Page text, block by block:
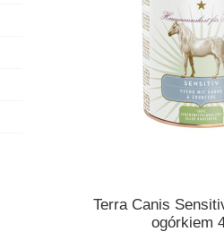
Terra Canis
ogórkiem